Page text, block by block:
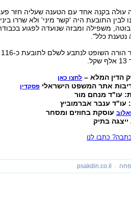
עולה בקנה אחד עם הטענה שעליה חזר
לבין התובעת היה 'קשר מיני' ולא שררו
משפילה ומבזה שנועדה לפגוע
נטענת כלל".
הדין המלא – לחצו כאן
אתר המשפט הישראלי פסקדין
עו"ד מנחם מור
ענבר אברמוביץ
עוסקת בחוזים ומסחר
בתיק
כתבו לנו
psakdin.co.il